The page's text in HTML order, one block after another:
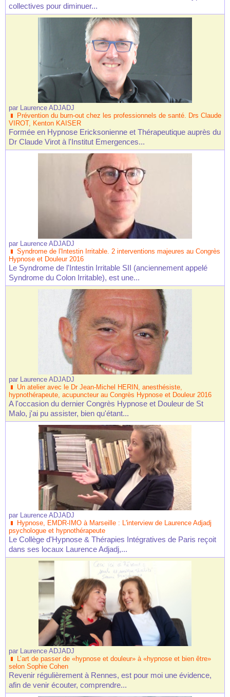
collectives pour diminuer...
par Laurence ADJADJ
Prévention du burn-out chez les professionnels de santé. Drs Claude
VIROT, Kenton KAISER
Formée en Hypnose Ericksonienne et Thérapeutique auprès du
Dr Claude Virot à l'Institut Emergences...
par Laurence ADJADJ
Syndrome de l'Intestin Irritable. 2 interventions majeures au Congrès
Hypnose et Douleur 2016
Le Syndrome de l'Intestin Irritable SII (anciennement appelé
Syndrome du Colon Irritable), est une...
par Laurence ADJADJ
Un atelier avec le Dr Jean-Michel HERIN, anesthésiste,
hypnothérapeute, acupuncteur au Congrès Hypnose et Douleur 2016
A l'occasion du dernier Congrès Hypnose et Douleur de St
Malo, j'ai pu assister, bien qu'étant...
par Laurence ADJADJ
Hypnose, EMDR-IMO à Marseille : L'interview de Laurence Adjadj
psychologue et hypnothérapeute
Le Collège d'Hypnose & Thérapies Intégratives de Paris reçoit
dans ses locaux Laurence Adjadj,...
par Laurence ADJADJ
L’art de passer de «hypnose et douleur» à «hypnose et bien être»
selon Sophie Cohen
Revenir régulièrement à Rennes, est pour moi une évidence,
afin de venir écouter, comprendre...